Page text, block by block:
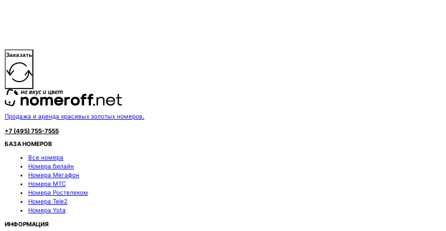
Заказать
Продажа и аренда красивых золотых номеров.
+7 (495) 755-7555
БАЗА НОМЕРОВ
Все номера
Номера билайн
Номера Мегафон
Номера МТС
Номера Ростелеком
Номера Tele2
Номера Yota
ИНФОРМАЦИЯ